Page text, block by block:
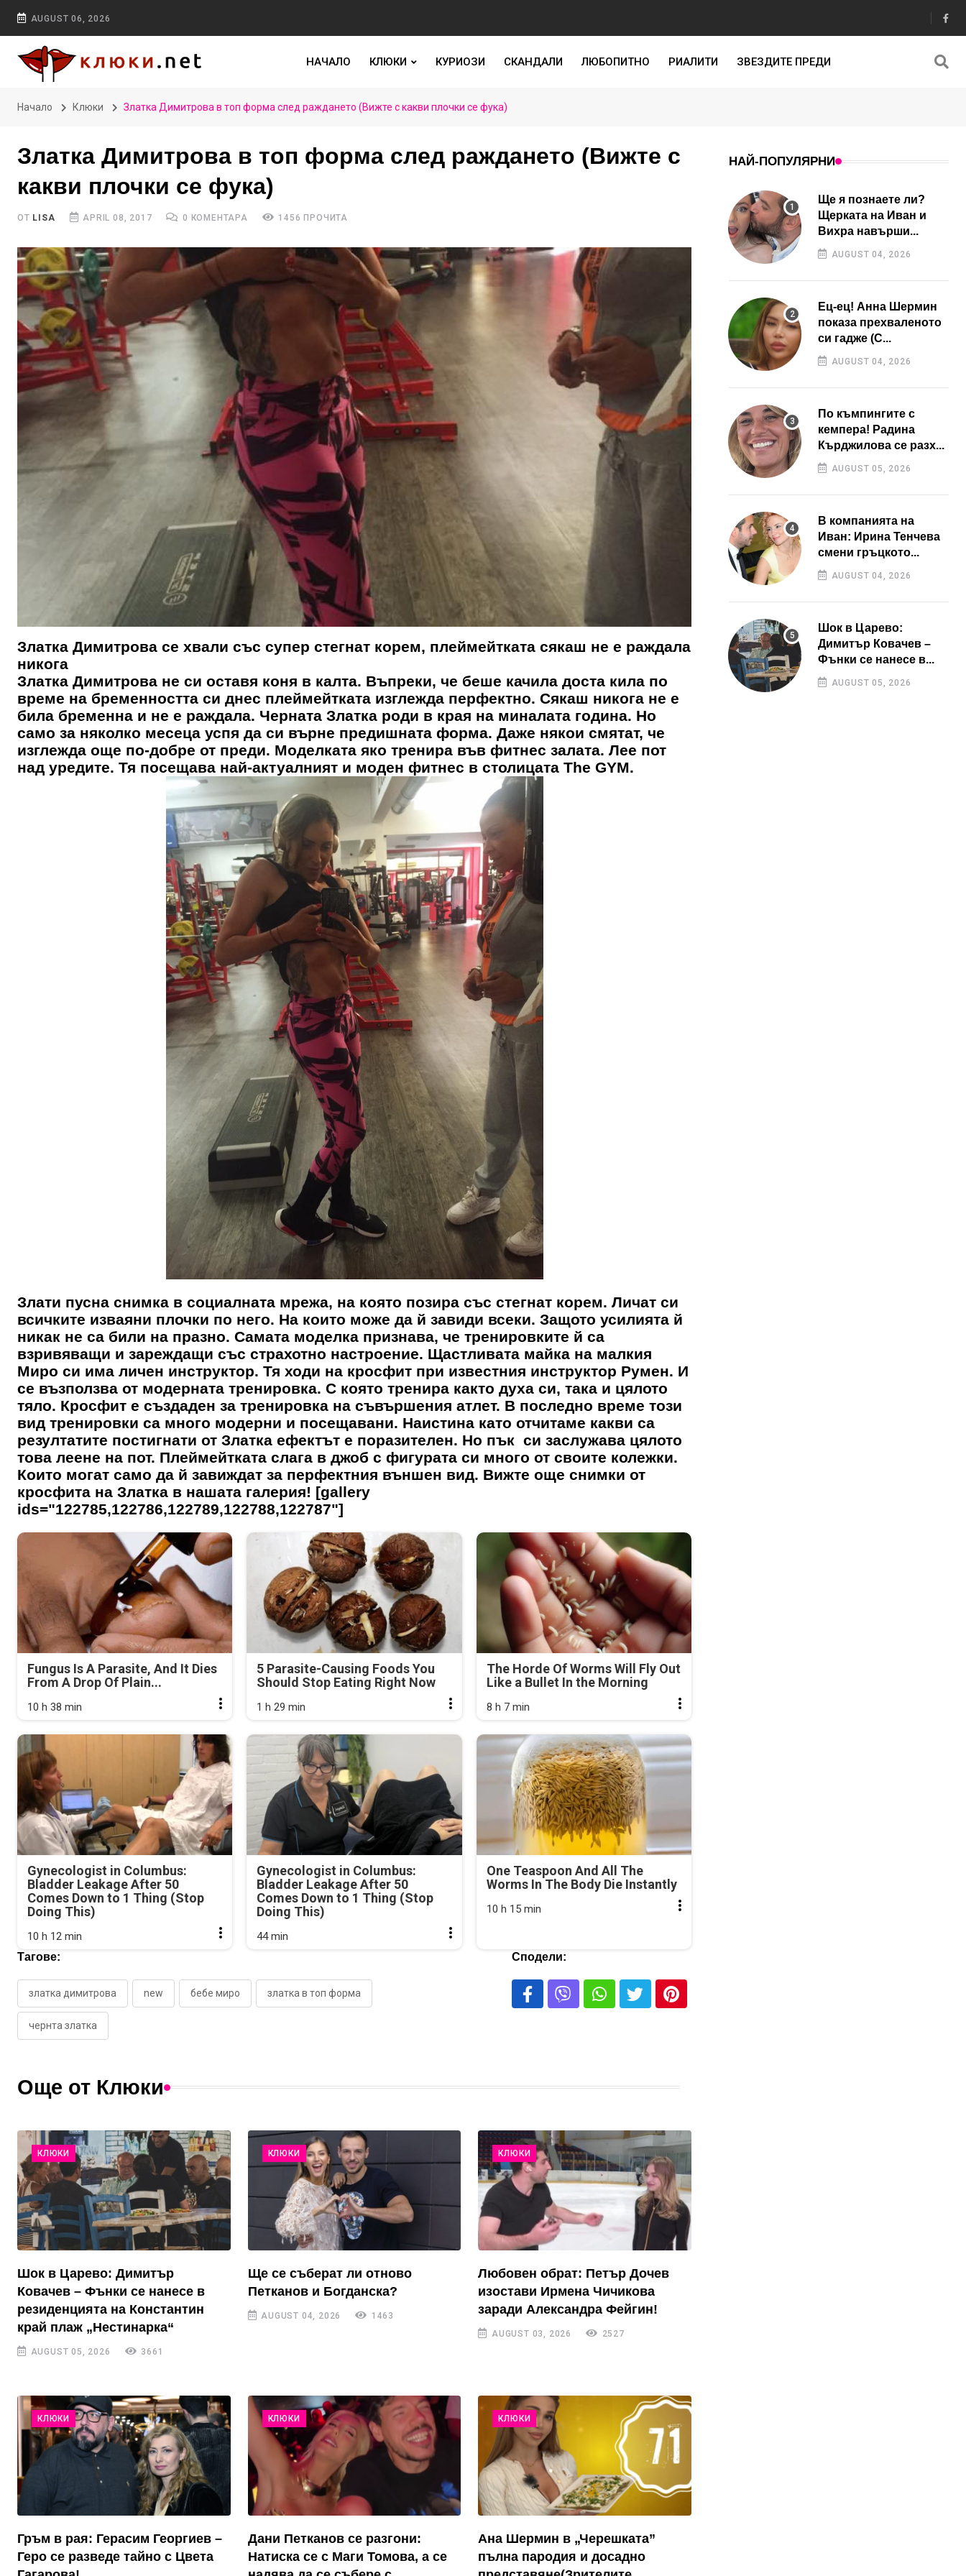
AUGUST 06, 2026
НАЧАЛО КЛЮКИ КУРИОЗИ СКАНДАЛИ ЛЮБОПИТНО РИАЛИТИ ЗВЕЗДИТЕ ПРЕДИ
Начало Клюки Златка Димитрова в топ форма след раждането (Вижте с какви плочки се фука)
Златка Димитрова в топ форма след раждането (Вижте с
какви плочки се фука)
ОТ LISA APRIL 08, 2017 0 КОМЕНТАРА 1456 ПРОЧИТА
Златка Димитрова се хвали със супер стегнат корем, плеймейтката сякаш не е раждала
никога
Златка Димитрова не си оставя коня в калта. Въпреки, че беше качила доста кила по
време на бременността си днес плеймейтката изглежда перфектно. Сякаш никога не е
била бременна и не е раждала. Черната Златка роди в края на миналата година. Но
само за няколко месеца успя да си върне предишната форма. Даже някои смятат, че
изглежда още по-добре от преди. Моделката яко тренира във фитнес залата. Лее пот
над уредите. Тя посещава най-актуалният и моден фитнес в столицата The GYM.
Злати пусна снимка в социалната мрежа, на която позира със стегнат корем. Личат си
всичките изваяни плочки по него. На които може да й завиди всеки. Защото усилията й
никак не са били на празно. Самата моделка признава, че тренировките й са
взривяващи и зареждащи със страхотно настроение. Щастливата майка на малкия
Миро си има личен инструктор. Тя ходи на кросфит при известния инструктор Румен. И
се възползва от модерната тренировка. С която тренира както духа си, така и цялото
тяло. Кросфит е създаден за тренировка на съвършения атлет. В последно време този
вид тренировки са много модерни и посещавани. Наистина като отчитаме какви са
резултатите постигнати от Златка ефектът е поразителен. Но пък си заслужава цялото
това леене на пот. Плеймейтката слага в джоб с фигурата си много от своите колежки.
Които могат само да й завиждат за перфектния външен вид. Вижте още снимки от
кросфита на Златка в нашата галерия! [gallery
ids="122785,122786,122789,122788,122787"]
Fungus Is A Parasite, And It Dies
From A Drop Of Plain...
10 h 38 min
5 Parasite-Causing Foods You
Should Stop Eating Right Now
1 h 29 min
The Horde Of Worms Will Fly Out
Like a Bullet In the Morning
8 h 7 min
Gynecologist in Columbus:
Bladder Leakage After 50
Comes Down to 1 Thing (Stop
Doing This)
10 h 12 min
Gynecologist in Columbus:
Bladder Leakage After 50
Comes Down to 1 Thing (Stop
Doing This)
44 min
One Teaspoon And All The
Worms In The Body Die Instantly
10 h 15 min
Тагове:
златка димитрова new бебе миро златка в топ форма
чернта златка
Сподели:
Още от Клюки
КЛЮКИ
Шок в Царево: Димитър
Ковачев – Фънки се нанесе в
резиденцията на Константин
край плаж „Нестинарка“
AUGUST 05, 2026 3661
КЛЮКИ
Ще се съберат ли отново
Петканов и Богданска?
AUGUST 04, 2026 1463
КЛЮКИ
Любовен обрат: Петър Дочев
изостави Ирмена Чичикова
заради Александра Фейгин!
AUGUST 03, 2026 2527
КЛЮКИ
Гръм в рая: Герасим Георгиев –
Геро се разведе тайно с Цвета
КЛЮКИ
Дани Петканов се разгони:
Натиска се с Маги Томова, а се
КЛЮКИ
Ана Шермин в „Черешката”
пълна пародия и досадно
НАЙ-ПОПУЛЯРНИ
Ще я познаете ли?
Щерката на Иван и
Вихра навърши...
AUGUST 04, 2026
Ец-ец! Анна Шермин
показа прехваленото
си гадже (С...
AUGUST 04, 2026
По къмпингите с
кемпера! Радина
Кърджилова се разх...
AUGUST 05, 2026
В компанията на
Иван: Ирина Тенчева
смени гръцкото...
AUGUST 04, 2026
Шок в Царево:
Димитър Ковачев –
Фънки се нанесе в...
AUGUST 05, 2026